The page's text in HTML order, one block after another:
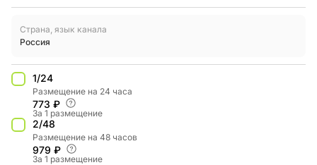
Страна, язык канала
Россия
1/24
Размещение на 24 часа
773 ₽
За 1 размещение
2/48
Размещение на 48 часов
979 ₽
За 1 размещение